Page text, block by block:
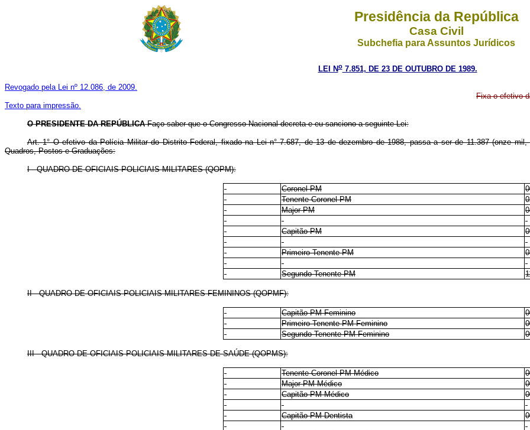
Presidência da República
Casa Civil
Subchefia para Assuntos Jurídicos
LEI No7.851, DE 23 DE OUTUBRO DE 1989.
Revogado pela Lei nº 12.086, de 2009.
Texto para impressão.
Fixa o efetivo
O PRESIDENTE DA REPÚBLICAFaço saber que o Congresso Nacional decreta e eu sanciono a seguinte Lei:
Art.1° O efetivo da Polícia Militar do Distrito Federal, fixado na Lei n° 7.687, de 13 de dezembro de 1988, passa a ser de 11.387 (onze
Quadros, Postos e Graduações:
I - QUADRO DE OFICIAIS POLICIAIS-MILITARES (QOPM):
Coronel PM
Tenente-Coronel PM
Major PM
Capitão PM
Primeiro-Tenente PM
Segundo-Tenente PM
II - QUADRO DE OFICIAIS POLICIAIS-MILITARESFEMININOS (QOPMF):
Capitão PM Feminino
Primeiro-Tenente PM Feminino
Segundo-Tenente PM Feminino
III - QUADRO DE OFICIAIS POLICIAIS-MILITARESDE SAÚDE (QOPMS):
Tenente-Coronel PM Médico
Major PM Médico
Capitão PM Médico
Capitão PM Dentista